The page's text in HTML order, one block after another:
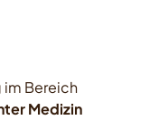
im Bereich
Medizin